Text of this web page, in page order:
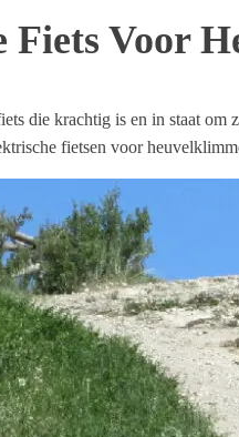
Fiets Voor
die krachtig is en in staat
fietsen voor